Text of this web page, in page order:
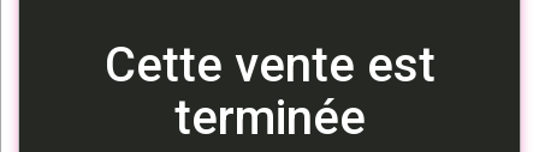
Cette vente est
terminée